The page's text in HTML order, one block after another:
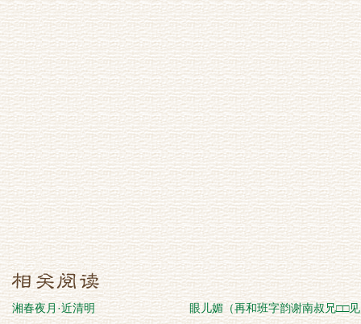
湘春夜月·近清明
眼儿媚（再和班字韵谢南叔兄□□见